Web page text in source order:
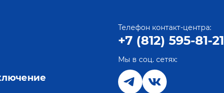
Телефон контакт-центра:
+7 (812) 595-81-21
Мы в соц. сетях: